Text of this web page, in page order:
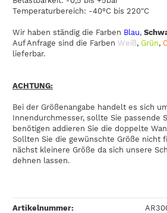
Temperaturbereich: -40°C bis 220"C
Wir haben ständig die Farben Blau,
Auf Anfrage sind die Farben Weiß, Grün,
lieferbar.
ACHTUNG:
Bei der Größenangabe handelt es sich
Innendurchmesser, sollte Sie passende
benötigen addieren Sie die doppelte
Sollten Sie die gewünschte Größe nicht
nächst kleinere Größe da sich unsere
dehnen lassen.
Artikelnummer: